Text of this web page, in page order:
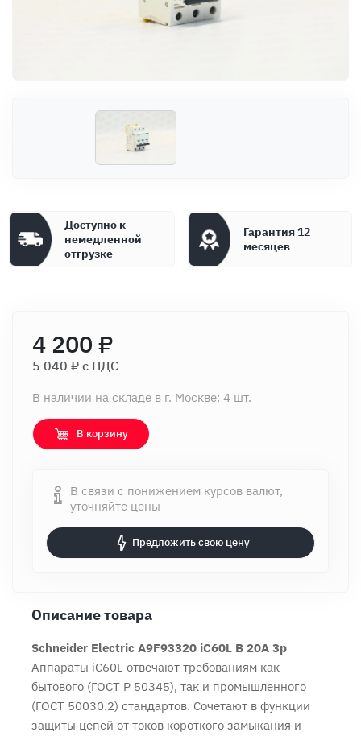
Доступно к
немедленной
отгрузке
Гарантия 12
месяцев
4 200 ₽
5 040 ₽ c НДС
В наличии на складе в г. Москве: 4 шт.
В корзину
В связи с понижением курсов валют,
уточняйте цены
Предложить свою цену
Описание товара
Schneider Electric A9F93320 iC60L B 20A 3p
Аппараты iC60L отвечают требованиям как
бытового (ГОСТ Р 50345), так и промышленного
(ГОСТ 50030.2) стандартов. Сочетают в функции
защиты цепей от токов короткого замыкания и